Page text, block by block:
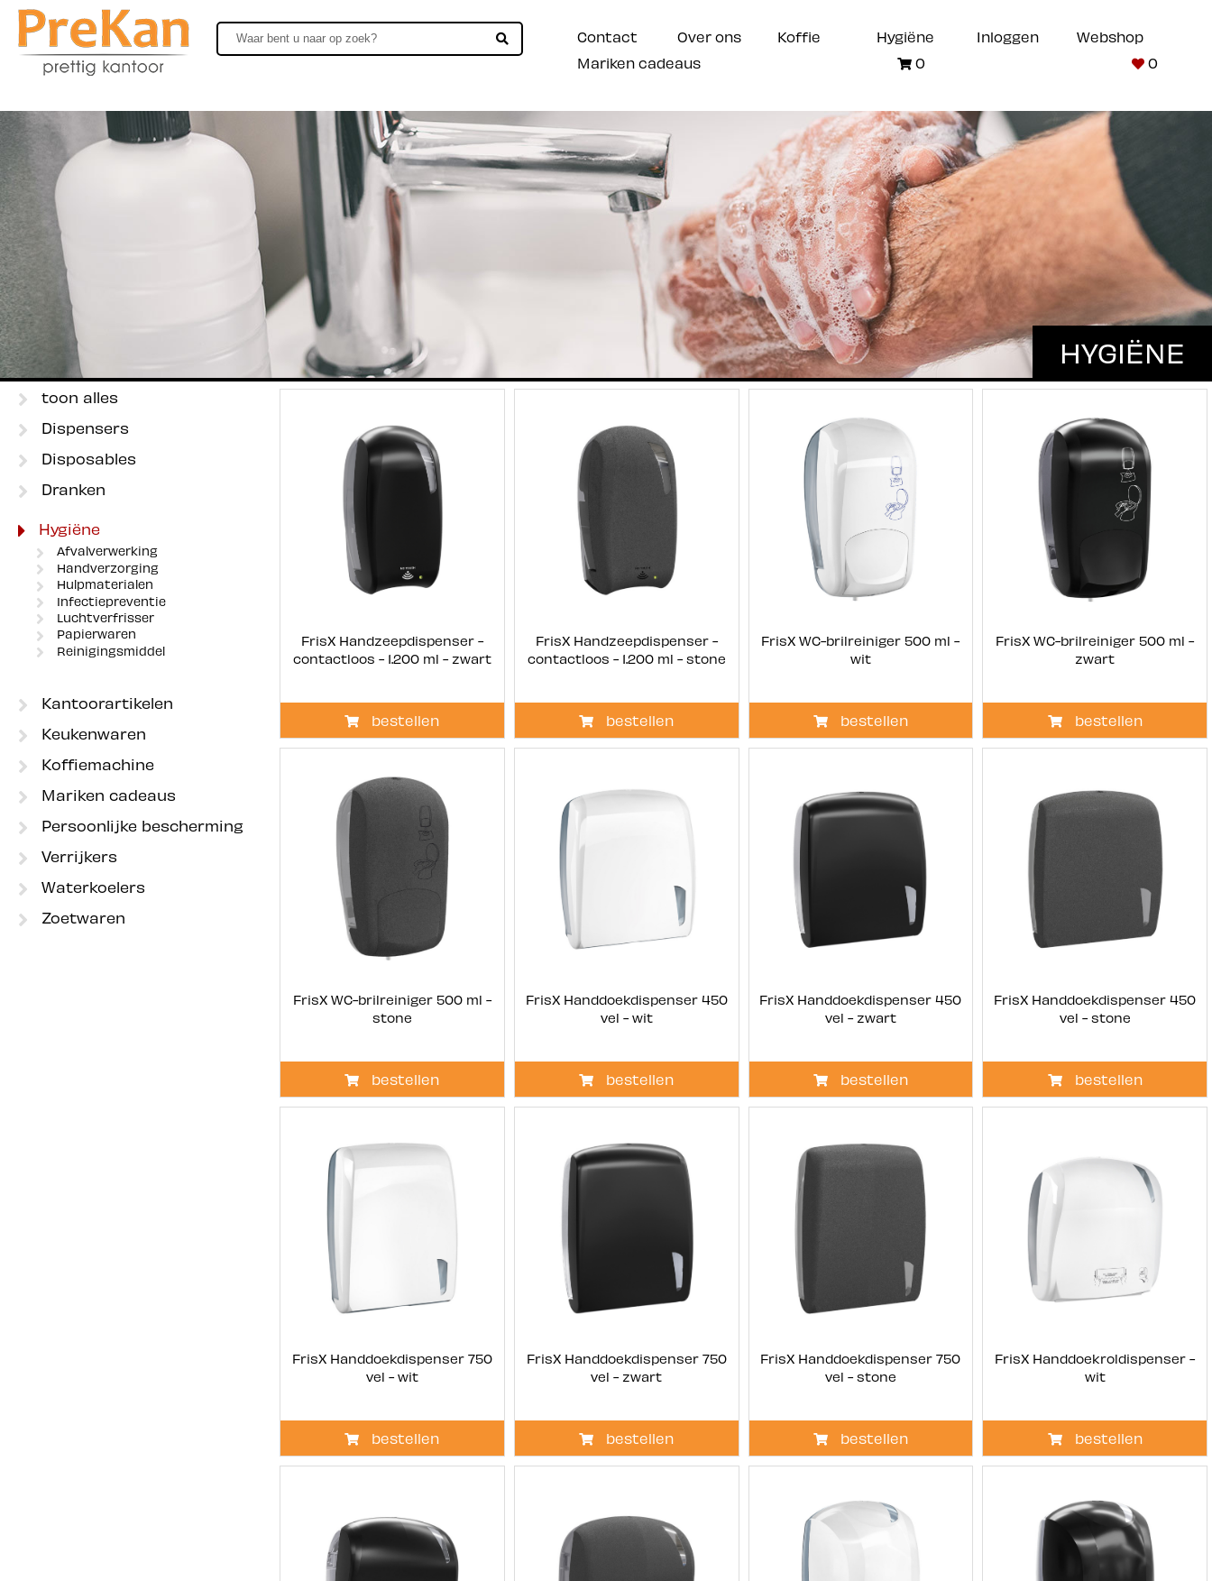
Contact Over ons Koffie Hygiëne Inloggen
Webshop
Mariken cadeaus
0 0
HYGIËNE
toon alles
Dispensers
Disposables
Dranken
Hygiëne
Afvalverwerking
Handverzorging
Hulpmaterialen
Infectiepreventie
Luchtverfrisser
Papierwaren
Reinigingsmiddel
Kantoorartikelen
Keukenwaren
Koffiemachine
Mariken cadeaus
Persoonlijke bescherming
Verrijkers
Waterkoelers
Zoetwaren
FrisX Handzeepdispenser -
contactloos - 1.200 ml - zwart
bestellen
FrisX Handzeepdispenser -
contactloos - 1.200 ml - stone
bestellen
FrisX WC-brilreiniger 500 ml -
wit
bestellen
FrisX WC-brilreiniger 500 ml -
zwart
bestellen
FrisX WC-brilreiniger 500 ml -
stone
bestellen
FrisX Handdoekdispenser 450
vel - wit
bestellen
FrisX Handdoekdispenser 450
vel - zwart
bestellen
FrisX Handdoekdispenser 450
vel - stone
bestellen
FrisX Handdoekdispenser 750
vel - wit
bestellen
FrisX Handdoekdispenser 750
vel - zwart
bestellen
FrisX Handdoekdispenser 750
vel - stone
bestellen
FrisX Handdoekroldispenser -
wit
bestellen